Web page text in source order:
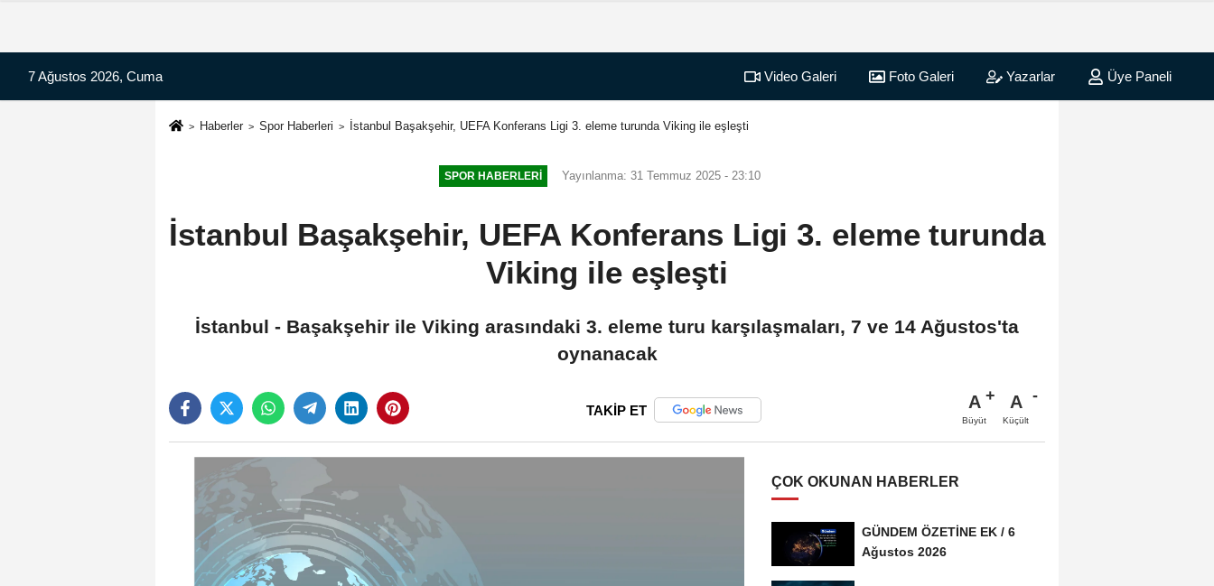
7 Ağustos 2026, Cuma Video Galeri Foto Galeri Yazarlar Üye Paneli
Haberler Spor Haberleri İstanbul Başakşehir, UEFA Konferans Ligi 3. eleme turunda Viking ile eşleşti
SPOR HABERLERI Yayınlanma: 31 Temmuz 2025 - 23:10
İstanbul Başakşehir, UEFA Konferans Ligi 3. eleme turunda
Viking ile eşleşti
İstanbul - Başakşehir ile Viking arasındaki 3. eleme turu karşılaşmaları, 7 ve 14 Ağustos'ta
oynanacak
TAKİP ET A
Büyüt
A
Küçült
ÇOK OKUNAN HABERLER
GÜNDEM ÖZETİNE EK / 6
Ağustos 2026